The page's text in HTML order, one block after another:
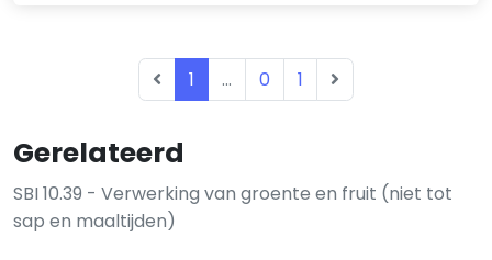
Gerelateerd
SBI 10.39 - Verwerking van groente en fruit (niet tot
sap en maaltijden)
1 ... 0 1